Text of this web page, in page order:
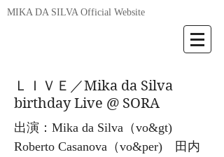
MIKA DA SILVA Official Website
ＬＩＶＥ／Mika da Silva
birthday Live @ SORA
出演：Mika da Silva（vo&gt)
Roberto Casanova（vo&per) 田内